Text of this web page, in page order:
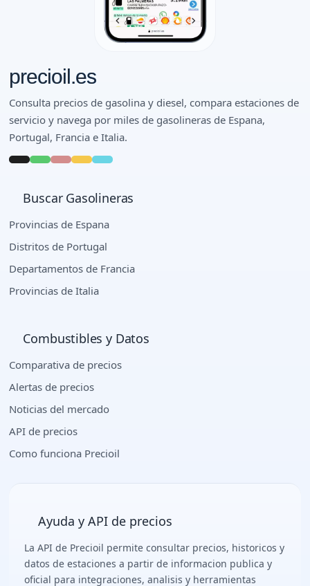
precioil.es
Consulta precios de gasolina y diesel, compara estaciones de
servicio y navega por miles de gasolineras de Espana,
Portugal, Francia e Italia.
Buscar Gasolineras
Provincias de Espana
Distritos de Portugal
Departamentos de Francia
Provincias de Italia
Combustibles y Datos
Comparativa de precios
Alertas de precios
Noticias del mercado
API de precios
Como funciona Precioil
Ayuda y API de precios
La API de Precioil permite consultar precios, historicos y
datos de estaciones a partir de informacion publica y
oficial para integraciones, analisis y herramientas